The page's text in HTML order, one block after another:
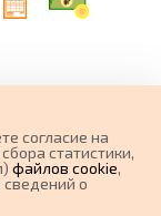
согласие на
статистики,
файлов cookie,
о
типе